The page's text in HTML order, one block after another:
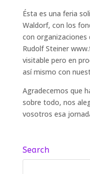
Ésta es una feria
Waldorf, con los
con organizaciones
Rudolf Steiner
visitable pero en
así mismo con
Agradecemos que
sobre todo, nos
vosotros esa
Search